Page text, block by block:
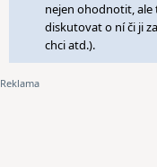
nejen ohodnotit, ale
diskutovat o ní či ji
chci atd.).